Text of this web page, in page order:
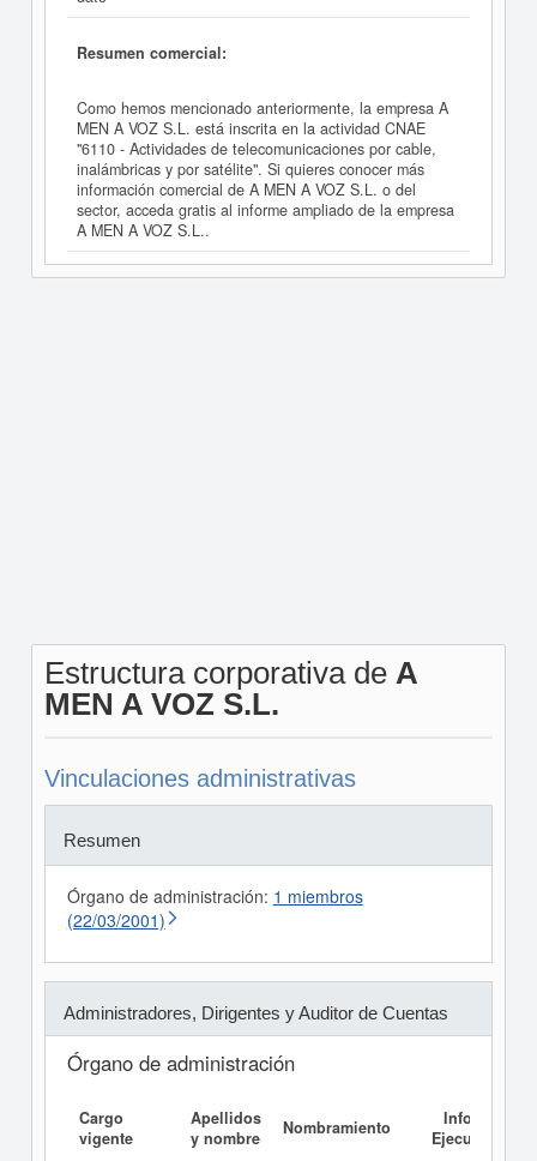
Resumen comercial:
Como hemos mencionado anteriormente, la empresa A
MEN A VOZ S.L. está inscrita en la actividad CNAE
"6110 - Actividades de telecomunicaciones por cable,
inalámbricas y por satélite". Si quieres conocer más
información comercial de A MEN A VOZ S.L. o del
sector, acceda gratis al informe ampliado de la empresa
A MEN A VOZ S.L..
Estructura corporativa de A
MEN A VOZ S.L.
Vinculaciones administrativas
Resumen
Órgano de administración: 1 miembros
(22/03/2001)
Administradores, Dirigentes y Auditor de Cuentas
Órgano de administración
Cargo
vigente
Apellidos
y nombre
Nombramiento
Informe
Ejecutivo